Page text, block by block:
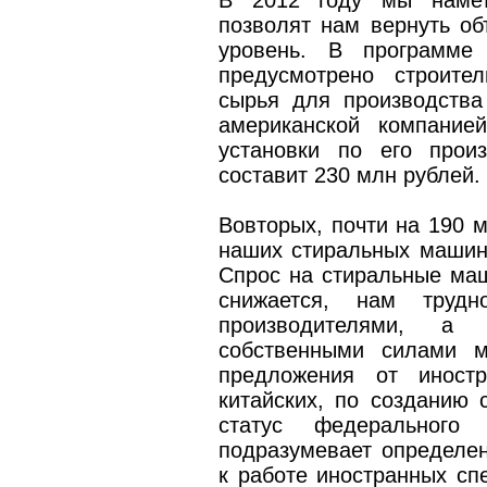
позволят нам вернуть
уровень. В
предусмотрено
сырья для
американской
установки по его
составит 230 млн рублей.
Во­вторых, почти на 190
наших стиральных
Спрос на стиральные
снижается, нам
производителями, а
собственными
предложения от
китайских, по созданию
статус
подразумевает
к работе иностранных